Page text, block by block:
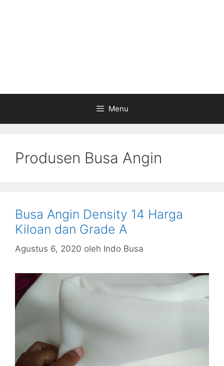
Menu
Produsen Busa Angin
Busa Angin Density 14 Harga
Kiloan dan Grade A
Agustus 6, 2020 oleh Indo Busa